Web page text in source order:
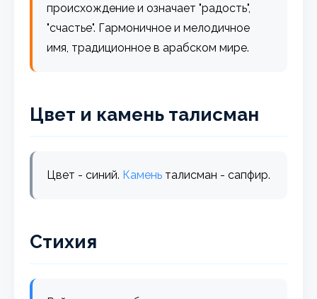
происхождение и означает "радость",
"счастье". Гармоничное и мелодичное
имя, традиционное в арабском мире.
Цвет и камень талисман
Цвет - синий. Камень талисман - сапфир.
Стихия